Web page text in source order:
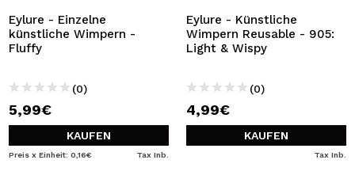
Eylure - Einzelne
künstliche Wimpern -
Fluffy
(0)
5,99€
KAUFEN
Preis x Einheit: 0,16€ Tax Inb.
Eylure - Künstliche
Wimpern Reusable - 905:
Light & Wispy
(0)
4,99€
KAUFEN
Tax Inb.